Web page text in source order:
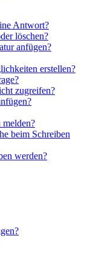
Antwort?
löschen?
anfügen?
erstellen?
zugreifen?
beim Schreiben
werden?